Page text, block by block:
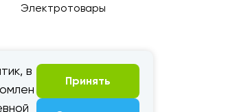
в
Принять
Электротовары